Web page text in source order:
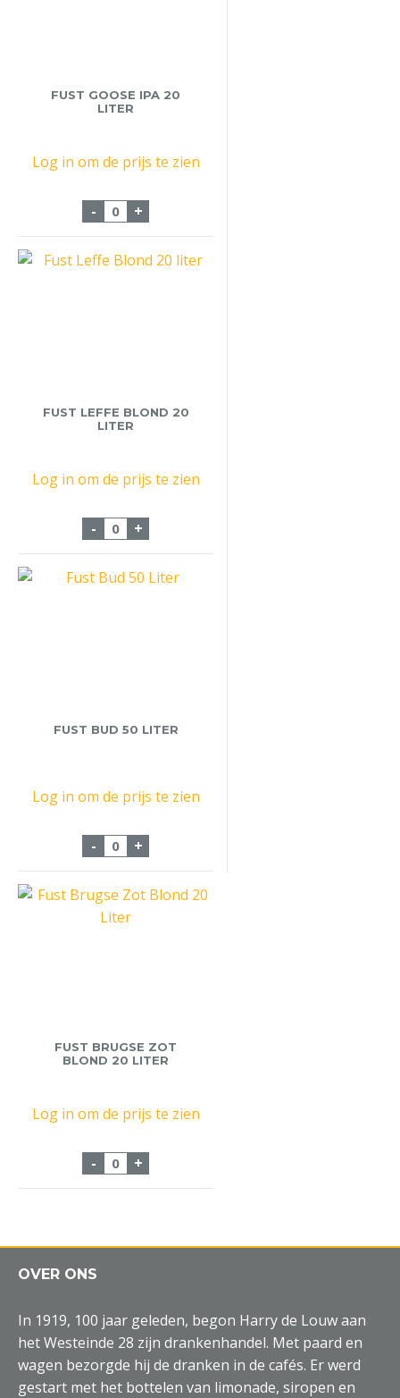
FUST GOOSE IPA 20
LITER
Log in om de prijs te zien
- Fust Goose iPA 20 Liter aantal
+
FUST LEFFE BLOND 20
LITER
Log in om de prijs te zien
- Fust Leffe Blond 20 liter aantal
+
FUST BUD 50 LITER
Log in om de prijs te zien
- Fust Bud 50 Liter aantal
+
FUST BRUGSE ZOT
BLOND 20 LITER
Log in om de prijs te zien
- Fust Brugse Zot Blond 20 Liter aantal
+
OVER ONS
In 1919, 100 jaar geleden, begon Harry de Louw aan
het Westeinde 28 zijn drankenhandel. Met paard en
wagen bezorgde hij de dranken in de cafés. Er werd
gestart met het bottelen van limonade, siropen en